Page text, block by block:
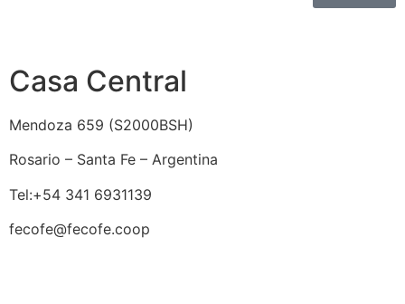
Casa Central
Mendoza 659 (S2000BSH)
Rosario – Santa Fe – Argentina
Tel:+54 341 6931139
fecofe@fecofe.coop